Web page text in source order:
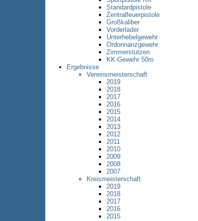
Standardpistole
Zentralfeuerpistole
Großkaliber
Vorderlader
Unterhebelgewehr
Ordonnanzgewehr
Zimmerstutzen
KK-Gewehr 50m
Ergebnisse
Vereinsmeisterschaft
2019
2018
2017
2016
2015
2014
2013
2012
2011
2010
2009
2008
2007
Kreismeisterschaft
2019
2018
2017
2016
2015